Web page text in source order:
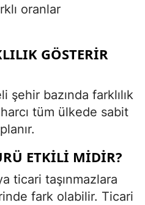
oranlar
GÖSTERIR
şehir bazında farklılık
tüm ülkede sabit
ETKILI MIDIR?
ticari taşınmazlara
fark olabilir. Ticari